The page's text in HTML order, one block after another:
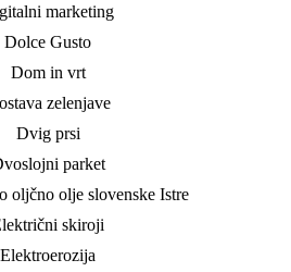
marketing
Dolce Gusto
Dom in vrt
zelenjave
Dvig prsi
parket
oljčno olje slovenske Istre
skiroji
Elektroerozija